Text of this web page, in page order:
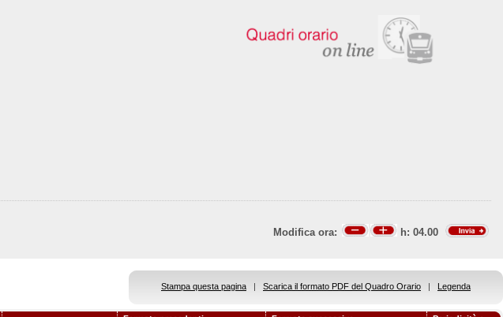
Modifica ora: h: 04.00
Stampa questa pagina | Scarica il formato PDF del Quadro Orario | Legenda